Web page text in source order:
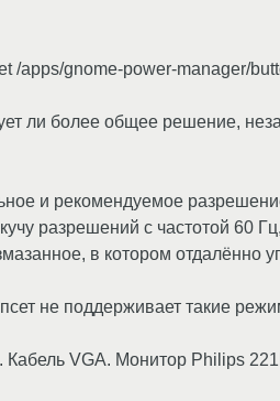
/apps/gnome-power-manager/
ли более общее решение,
и рекомендуемое
разрешений с частотой 60
в котором отдалённо
не поддерживает такие
Кабель VGA. Монитор Philips